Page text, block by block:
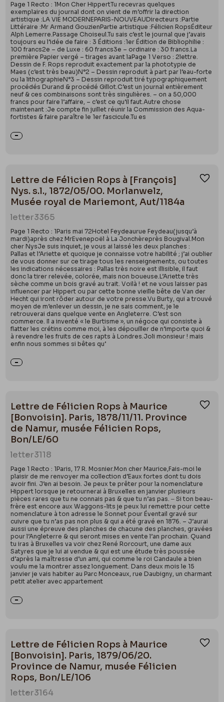
Page 1 Recto : 1Mon Cher HippertTu recevras quelques
exemplaires du journal dont on vient de m’offrir la direction
artistique :LA VIE MODERNEPARIS-NOUVEAUDirecteurs :Partie
Littéraire :Mr Armand GouzienPartie artistique :Félicien RopsÉditeur
Alph Lemerre.Passage Choiseul.Tu sais c’est le journal que j’avais
toujours eu l’idée de faire : 3 Éditions :1er Édition de Bibliophilie :
100 francs2e – de Luxe : 60 francs3e – ordinaire : 30 francs.La
première Papier vergé – tirages avant laPage 1 Verso : 2lettre.
Dessin de F. Rops reproduit exactement par la phototypie de
Maes (c’est très beau)N°2 – Dessin reproduit à part par l’eau-forte
ou la lithographieN°3 – Dessin reproduit tiré typographiquement
procédés Durand & procédé Gillot.C’est un journal entièrement
neuf & ces combinaisons sont très singulières. – on a 50,000
francs pour faire l’affaire, – c’est ce qu’il faut.Autre chose
maintenant :Je compte fin juillet réunir la Commission des Aqua-
fortistes & faire paraître le 1er fascicule.Tu es
Lettre de Félicien Rops à [François]
Nys. s.l., 1872/05/00. Morlanwelz,
Musée royal de Mariemont, Aut/1184a
letter3365
Page 1 Recto : 1Paris mai 72Hotel Feydeaurue Feydeau(jusqu’à
mardi)après chez MrEvenepoël à La Jonchèreprès Bougival.Mon
cher NysJe suis inquiet, je vous ai laissé les deux planches :
Pallas et l’Ariette et quoique je connaisse votre habilité ; j’ai oublier
de vous donner sur ce tirage tous les renseignements, ou toutes
les indications nécessaires : Pallas très noire est illisible, il faut
donc la tirer relevée, colorée, mais non boueuse.L’Ariette très
sèche comme un bois gravé au trait. Voilà ! et ne vous laisser pas
influencer par Hippert ou par cette bonne vieille bête de Van der
Hecht qui iront rôder autour de votre presse.Vu Burty, qui a trouvé
moyen de m’enlever un dessin, je ne sais comment, je le
retrouverai dans quelque vente en Angleterre. C’est son
commerce. Il a inventé « le Burtisme », un négoce qui consiste à
flatter les crétins comme moi, à les dépouiller de n’importe quoi &
à revendre les fruits de ces rapts à Londres.Joli monsieur ! mais
enfin nous sommes si bêtes qu’
Lettre de Félicien Rops à Maurice
[Bonvoisin]. Paris, 1878/11/11. Province
de Namur, musée Félicien Rops,
Bon/LE/60
letter3118
Page 1 Recto : 1Paris, 17 R. Mosnier.Mon cher Maurice,Fais-moi le
plaisir de me renvoyer ma collection d’Eaux fortes dont tu dois
avoir fini. J’en ai besoin. Je peux te prêter pour la nomenclature
Hippert lorsque je retournerai à Bruxelles en janvier plusieurs
pièces rares que tu ne connais pas & que tu n’as pas. ‒ Si ton beau-
frère est encore aux Waggons-lits je peux lui remettre pour cette
nomenclature à ton adresse le Sonnet pour Éventail gravé sur
cuivre que tu n’as pas non plus & qui a été gravé en 1876. – J’aurai
aussi une épreuve des planches de chacune des planches, gravées
pour l’Angleterre & qui seront mises en vente l’an prochain. Quand
tu iras à Bruxelles va voir chez René Rorcourt, une dame aux
Satyres que je lui ai vendue & qui est une étude très poussée
d’après la maîtresse d’un ami, qui comme le roi Candaule a bien
voulu me la montrer assez longuement. Dans deux mois le 15
janvier je vais habiter au Parc Monceaux, rue Daubigny, un charmant
petit atelier avec appartement
Lettre de Félicien Rops à Maurice
[Bonvoisin]. Paris, 1879/06/20.
Province de Namur, musée Félicien
Rops, Bon/LE/106
letter3164